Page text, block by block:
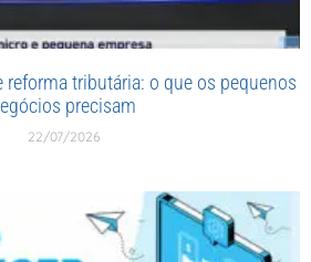
reforma tributária: o que os pequenos
precisam
22/07/2026